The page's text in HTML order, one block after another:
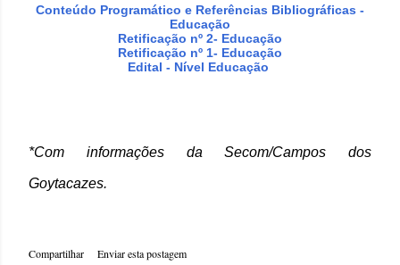
Conteúdo Programático e Referências Bibliográficas -
Educação
Retificação nº 2- Educação
Retificação nº 1- Educação
Edital - Nível Educação
*Com informações da Secom/Campos dos
Goytacazes.
Compartilhar
Enviar esta postagem